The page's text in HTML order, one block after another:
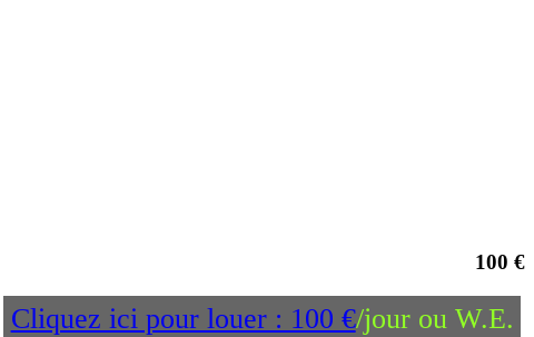
100 €
Cliquez ici pour louer : 100 €/jour ou W.E.